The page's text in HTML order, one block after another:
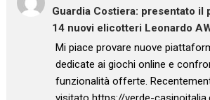
Guardia Costiera: presentato il
14 nuovi elicotteri Leonardo
: “
Mi piace provare nuove
dedicate ai giochi online e
funzionalità offerte.